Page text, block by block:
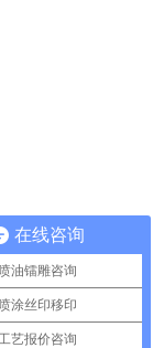
在线咨询
油镭雕咨询
涂丝印移印
工艺报价咨询